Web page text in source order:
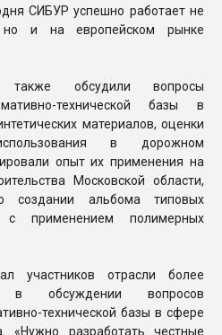
СИБУР успешно работает не
но и на европейском рынке
также обсудили вопросы
технической базы в
материалов, оценки
в дорожном
опыт их применения на
Московской области,
создании альбома типовых
с применением полимерных
участников отрасли более
в обсуждении вопросов
технической базы в сфере
«Нужно разработать честные